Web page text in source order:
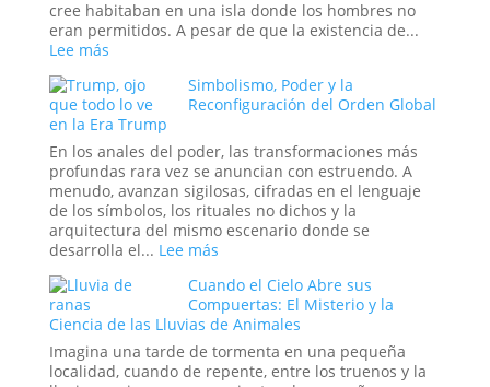
Apocalipsis
Stargate:
¿La
de
la
o
el
Sueño
de
un
Espía?
cree habitaban en una isla donde los hombres no
eran permitidos. A pesar de que la existencia de...
Lee más:
Guerreras
Amazonas:
La
leyenda
Simbolismo, Poder y la
Reconfiguración del Orden Global
en la Era Trump
En los anales del poder, las transformaciones más
profundas rara vez se anuncian con estruendo. A
menudo, avanzan sigilosas, cifradas en el lenguaje
de los símbolos, los rituales no dichos y la
arquitectura del mismo escenario donde se
desarrolla el... Lee más:
Poder
y
la
Reconfiguración
del
Cuando el Cielo Abre sus
Compuertas: El Misterio y la
Ciencia de las Lluvias de Animales
Imagina una tarde de tormenta en una pequeña
localidad, cuando de repente, entre los truenos y la